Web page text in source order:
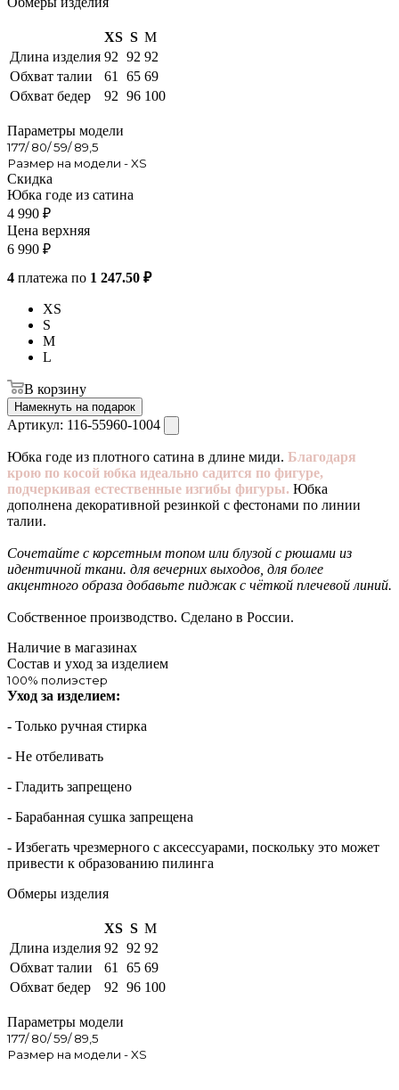
XS S M
Длина изделия 92 92 92
Обхват талии
61 65 69
Обхват бедер
92 96 100
Параметры модели
177/ 80/ 59/ 89,5
Размер на модели - XS
Скидка
Юбка годе из сатина
4 990 ₽
Цена верхняя
6 990 ₽
4 платежа по 1 247.50 ₽
XS
S
M
L
В корзину
Намекнуть на подарок
Артикул: 116-55960-1004
Юбка годе из плотного сатина в длине миди. Благодаря
крою по косой юбка идеально садится по фигуре,
подчеркивая естественные изгибы фигуры. Юбка
дополнена декоративной резинкой с фестонами по линии
талии.
Сочетайте с корсетным топом или блузой с рюшами из
идентичной ткани. для вечерних выходов, для более
акцентного образа добавьте пиджак с чёткой плечевой линий.
Собственное производство. Сделано в России.
Наличие в магазинах
Состав и уход за изделием
100% полиэстер
Уход за изделием:
- Только ручная стирка
- Не отбеливать
- Гладить запрещено
- Барабанная сушка запрещена
- Избегать чрезмерного c аксессуарами, поскольку это может
привести к образованию пилинга
Обмеры изделия
XS S M
Длина изделия 92 92 92
Обхват талии
61 65 69
Обхват бедер
92 96 100
Параметры модели
177/ 80/ 59/ 89,5
Размер на модели - XS